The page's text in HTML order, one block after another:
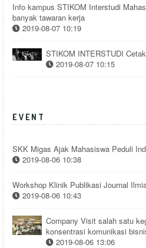
Info kampus STIKOM Interstudi
banyak tawaran kerja
2019-08-07 10:19
STIKOM INTERSTUDI
2019-08-07 10:15
EVENT
SKK Migas Ajak Mahasiswa Peduli
2019-08-06 10:38
Workshop Klinik Publikasi Journal
2019-08-06 10:43
Company Visit salah satu
konsentrasi komunikasi
2019-08-06 13:06